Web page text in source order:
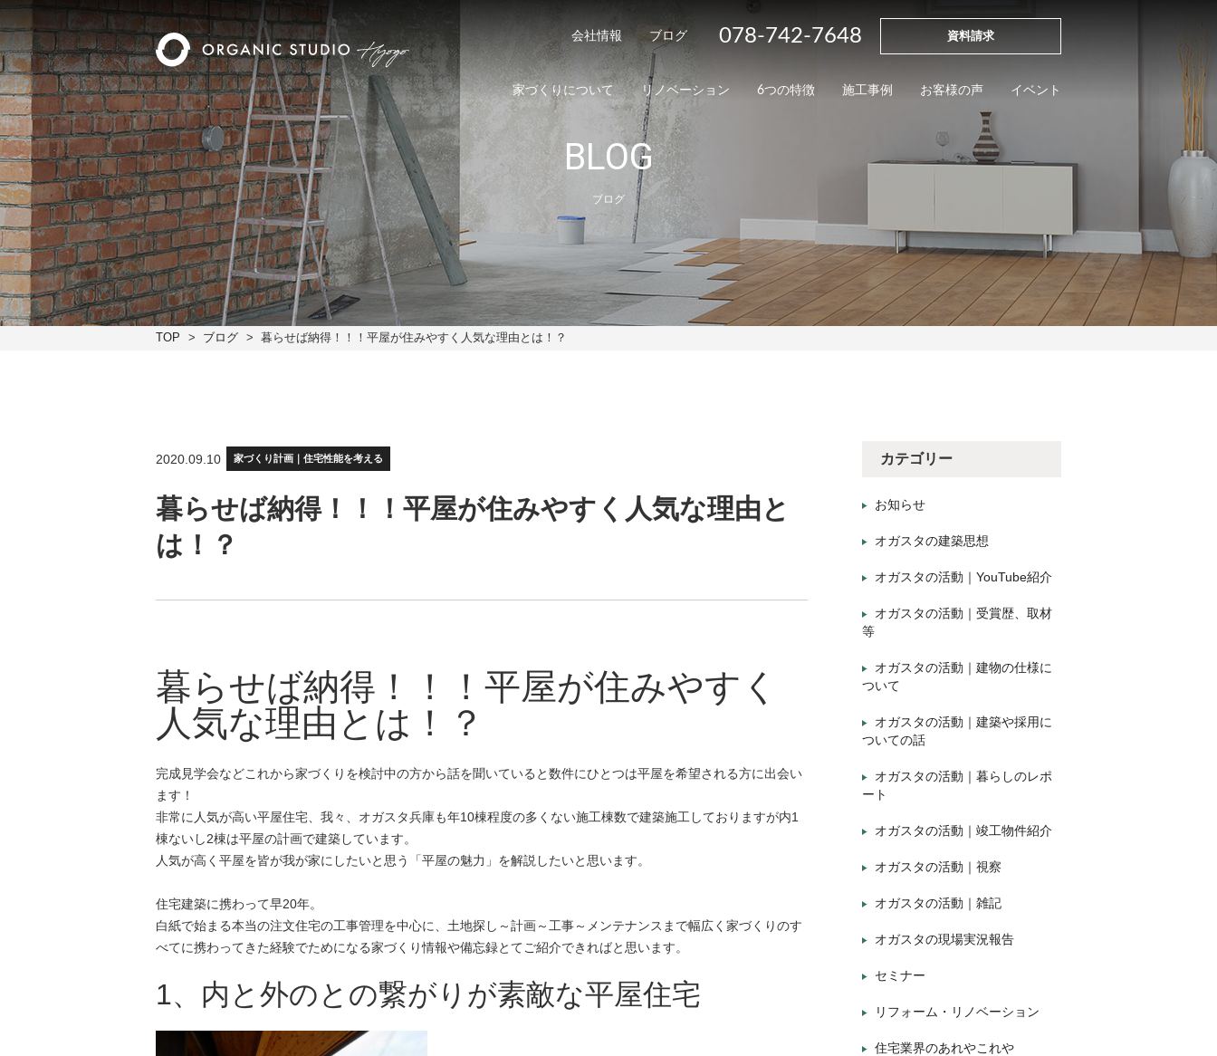
会社情報 ブログ 078-742-7648 資料請求
家づくりについて リノベーション 6つの特徴 施工事例 お客様の声 イベント
BLOG
ブログ
TOP ブログ 暮らせば納得！！！平屋が住みやすく人気な理由とは！？
2020.09.10 家づくり計画｜住宅性能を考える
暮らせば納得！！！平屋が住みやすく人気な理由と
は！？
暮らせば納得！！！平屋が住みやすく
人気な理由とは！？
完成見学会などこれから家づくりを検討中の方から話を聞いていると数件にひとつは平屋を希望される方に出会い
ます！
非常に人気が高い平屋住宅、我々、オガスタ兵庫も年10棟程度の多くない施工棟数で建築施工しておりますが内1
棟ないし2棟は平屋の計画で建築しています。
人気が高く平屋を皆が我が家にしたいと思う「平屋の魅力」を解説したいと思います。
住宅建築に携わって早20年。
白紙で始まる本当の注文住宅の工事管理を中心に、土地探し～計画～工事～メンテナンスまで幅広く家づくりのす
べてに携わってきた経験でためになる家づくり情報や備忘録とてご紹介できればと思います。
1、内と外のとの繋がりが素敵な平屋住宅
カテゴリー
お知らせ
オガスタの建築思想
オガスタの活動｜YouTube紹介
オガスタの活動｜受賞歴、取材
等
オガスタの活動｜建物の仕様に
ついて
オガスタの活動｜建築や採用に
ついての話
オガスタの活動｜暮らしのレポ
ート
オガスタの活動｜竣工物件紹介
オガスタの活動｜視察
オガスタの活動｜雑記
オガスタの現場実況報告
セミナー
リフォーム・リノベーション
住宅業界のあれやこれや